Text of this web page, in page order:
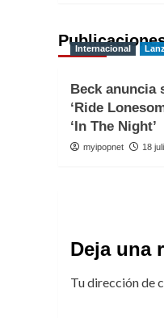
Internacional
Beck anuncia
‘Ride
‘In The Night’
myipopnet 18
Deja una
Tu dirección de